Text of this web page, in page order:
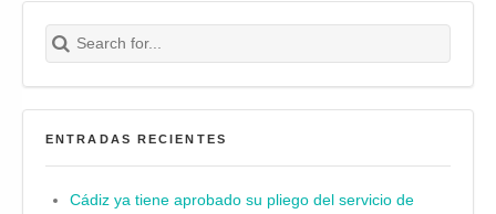
Search for:
Buscar
ENTRADAS RECIENTES
Cádiz ya tiene aprobado su pliego del servicio de